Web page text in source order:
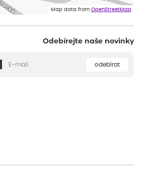
Map data from OpenStreetMap
Odebírejte naše novinky
odebírat